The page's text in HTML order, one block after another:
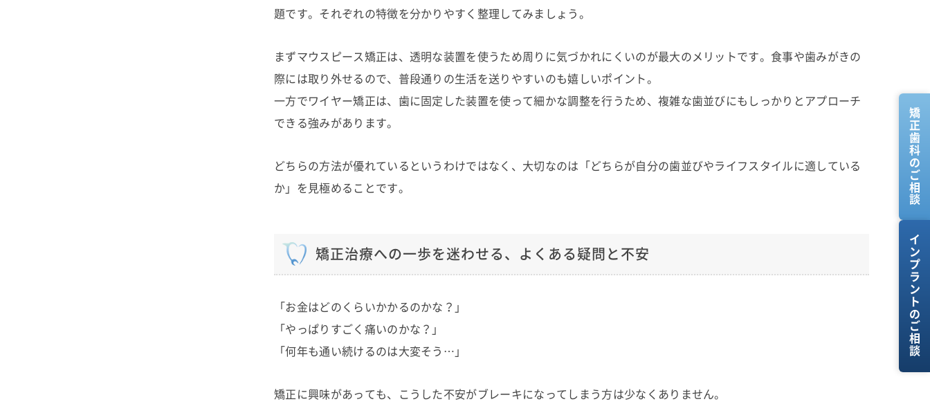
題です。それぞれの特徴を分かりやすく整理してみましょう。
まずマウスピース矯正は、透明な装置を使うため周りに気づかれにくいのが最大のメリットです。食事や歯みがきの
際には取り外せるので、普段通りの生活を送りやすいのも嬉しいポイント。
一方でワイヤー矯正は、歯に固定した装置を使って細かな調整を行うため、複雑な歯並びにもしっかりとアプローチ
できる強みがあります。
どちらの方法が優れているというわけではなく、大切なのは「どちらが自分の歯並びやライフスタイルに適している
か」を見極めることです。
矯正治療への一歩を迷わせる、よくある疑問と不安
「お金はどのくらいかかるのかな？」
「やっぱりすごく痛いのかな？」
「何年も通い続けるのは大変そう…」
矯正に興味があっても、こうした不安がブレーキになってしまう方は少なくありません。
矯正歯科のご相談
インプラントのご相談